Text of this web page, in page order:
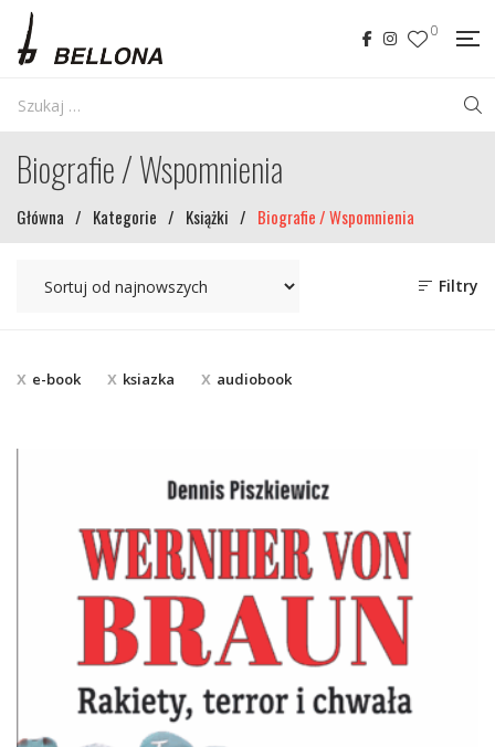
0
Biografie / Wspomnienia
Główna / Kategorie / Książki / Biografie / Wspomnienia
Filtry
e-book ksiazka audiobook